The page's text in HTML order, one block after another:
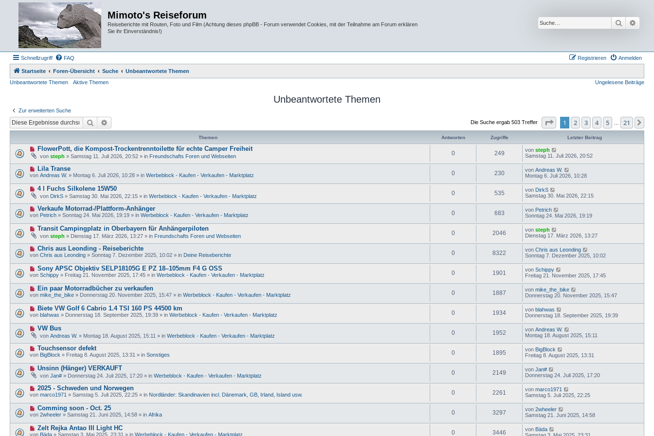
Mimoto's Reiseforum
Reiseberichte mit Routen, Foto und Film (Achtung dieses phpBB - Forum verwendet Cookies, mit der Teilnahme am Forum erklären
Sie ihr Einverständnis!)
Suche
Schnellzugriff FAQ Anmelden
Registrieren
Startseite Foren-Übersicht Suche
Unbeantwortete Themen
Unbeantwortete Themen
Aktive Themen Ungelesene Beiträge
Unbeantwortete Themen
Zur erweiterten Suche
Suche Die Suche ergab 503 Treffer Seite von21
1 2 3 4 5 21
Themen Antworten Zugriffe Letzter Beitrag
N
u
e
B
e
t
r
a
FlowerPott, die Kompost-Trockentrenntoilette für echte Camper Freiheit
von steph » Samstag 11. Juli 2026, 20:52 » in Freundschafts Foren und Webseiten 0 249 von steph
Samstag 11. Juli 2026, 20:52
N
e
u
e
B
e
t
a
Lila Transe
von Andreas W. » Montag 6. Juli 2026, 10:28 » in Werbeblock - Kaufen - Verkaufen - Marktplatz 0 230 von Andreas W.
Montag 6. Juli 2026, 10:28
N
u
e
B
e
t
r
a
g
4 l Fuchs Silkolene 15W50
von DirkS » Samstag 30. Mai 2026, 22:15 » in Werbeblock - Kaufen - Verkaufen - Marktplatz 0 535 von DirkS
Samstag 30. Mai 2026, 22:15
N
e
u
e
B
e
t
a
g
Verkaufe Motorrad-/Plattform-Anhänger
von Petrich » Sonntag 24. Mai 2026, 19:19 » in Werbeblock - Kaufen - Verkaufen - Marktplatz 0 683 von Petrich
Sonntag 24. Mai 2026, 19:19
N
u
e
B
e
t
a
g
Transit Campingplatz in Oberbayern für Anhängerpiloten
von steph » Dienstag 17. März 2026, 13:27 » in Freundschafts Foren und Webseiten 0 2046 von steph
Dienstag 17. März 2026, 13:27
N
e
u
e
B
e
t
a
g
Chris aus Leonding - Reiseberichte
von Chris aus Leonding » Sonntag 7. Dezember 2025, 10:02 » in Deine Reiseberichte 0 8322 von Chris aus Leonding
Sonntag 7. Dezember 2025, 10:02
N
e
u
e
B
e
t
a
Sony APSC Objektiv SELP18105G E PZ 18–105mm F4 G OSS
von Schippy » Freitag 21. November 2025, 17:45 » in Werbeblock - Kaufen - Verkaufen - Marktplatz 0 1901 von Schippy
Freitag 21. November 2025, 17:45
N
e
u
e
B
e
t
r
a
Ein paar Motorradbücher zu verkaufen
von mike_the_bike » Donnerstag 20. November 2025, 15:47 » in Werbeblock - Kaufen - Verkaufen - Marktplatz 0 1887 von mike_the_bike
Donnerstag 20. November 2025, 15:47
N
e
u
e
B
e
t
a
g
Biete VW Golf 6 Cabrio 1.4 TSI 160 PS 44500 km
von blahwas » Donnerstag 18. September 2025, 19:39 » in Werbeblock - Kaufen - Verkaufen - Marktplatz 0 1934 von blahwas
Donnerstag 18. September 2025, 19:39
N
u
e
B
e
t
r
a
g
VW Bus
von Andreas W. » Montag 18. August 2025, 15:11 » in Werbeblock - Kaufen - Verkaufen - Marktplatz 0 1952 von Andreas W.
Montag 18. August 2025, 15:11
N
e
u
e
B
e
t
a
g
Touchsensor defekt
von BigBlock » Freitag 8. August 2025, 13:31 » in Sonstiges 0 1895 von BigBlock
Freitag 8. August 2025, 13:31
N
u
e
B
e
t
a
g
Unsinn (Hänger) VERKAUFT
von Jan# » Donnerstag 24. Juli 2025, 17:20 » in Werbeblock - Kaufen - Verkaufen - Marktplatz 0 2149 von Jan#
Donnerstag 24. Juli 2025, 17:20
N
e
u
e
B
e
t
2025 - Schweden und Norwegen
von marco1971 » Samstag 5. Juli 2025, 22:25 » in Nordländer: Skandinavien incl. Dänemark, GB, Irland, Island usw. 0 2261 von marco1971
Samstag 5. Juli 2025, 22:25
N
e
u
e
Comming soon - Oct. 25
von 2wheeler » Samstag 21. Juni 2025, 14:58 » in Afrika 0 3297 von 2wheeler
Samstag 21. Juni 2025, 14:58
N
e
Zelt Rejka Antao III Light HC
von Bäda » Samstag 3. Mai 2025, 23:31 » in Werbeblock - Kaufen - Verkaufen - Marktplatz 0 3446 von Bäda
Samstag 3. Mai 2025, 23:31